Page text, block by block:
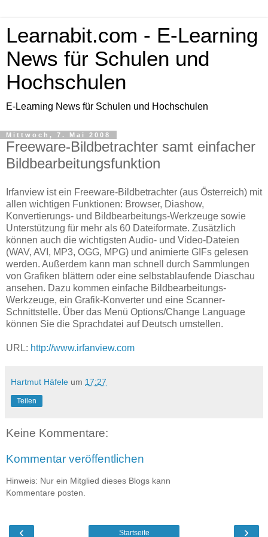
Learnabit.com - E-Learning
News für Schulen und
Hochschulen
E-Learning News für Schulen und Hochschulen
Mittwoch, 7. Mai 2008
Freeware-Bildbetrachter samt einfacher
Bildbearbeitungsfunktion
Irfanview ist ein Freeware-Bildbetrachter (aus Österreich) mit
allen wichtigen Funktionen: Browser, Diashow,
Konvertierungs- und Bildbearbeitungs-Werkzeuge sowie
Unterstützung für mehr als 60 Dateiformate. Zusätzlich
können auch die wichtigsten Audio- und Video-Dateien
(WAV, AVI, MP3, OGG, MPG) und animierte GIFs gelesen
werden. Außerdem kann man schnell durch Sammlungen
von Grafiken blättern oder eine selbstablaufende Diaschau
ansehen. Dazu kommen einfache Bildbearbeitungs-
Werkzeuge, ein Grafik-Konverter und eine Scanner-
Schnittstelle. Über das Menü Options/Change Language
können Sie die Sprachdatei auf Deutsch umstellen.
URL: http://www.irfanview.com
Hartmut Häfele um 17:27
Teilen
Keine Kommentare:
Kommentar veröffentlichen
Hinweis: Nur ein Mitglied dieses Blogs kann
Kommentare posten.
‹ ›
Startseite